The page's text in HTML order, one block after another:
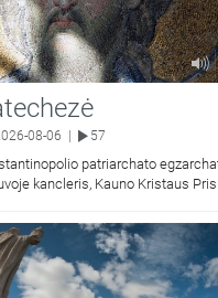
08-06 57
patriarchato
kancleris, Kauno Kristaus
Vitalijus Mockus pasakoja apie
Atsimainymo šventę.